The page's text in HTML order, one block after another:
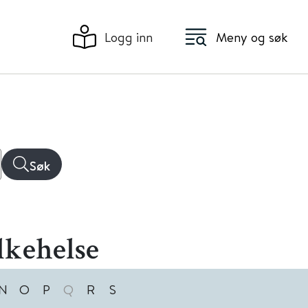
Logg inn Meny og søk
Søk
O P Q R S